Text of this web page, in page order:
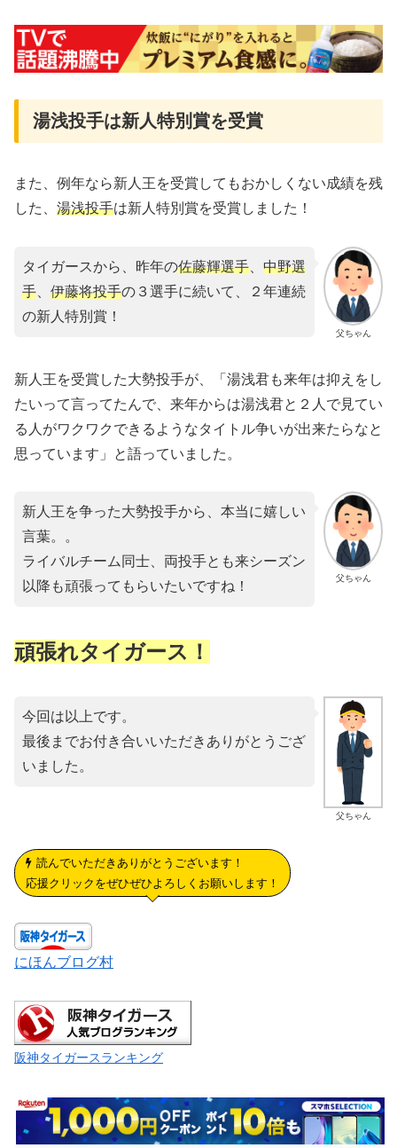
湯浅投手は新人特別賞を受賞
また、例年なら新人王を受賞してもおかしくない成績を残
した、 湯浅投手は新人特別賞を受賞しました！
父ちゃん
タイガースから、昨年の佐藤輝選手
中野選
手
伊藤将投手の３選手に続いて、２年連続
の新人特別賞！
新人王を受賞した大勢投手が、「湯浅君も来年は抑えをし
たいって言ってたんで、来年からは湯浅君と２人で見てい
る人がワクワクできるようなタイトル争いが出来たらなと
思っています」と語っていました。
父ちゃん
新人王を争った大勢投手から、本当に嬉しい
言葉。。
ライバルチーム同士、両投手とも来シーズン
以降も頑張ってもらいたいですね！
頑張れタイガース！
父ちゃん
今回は以上です。
最後までお付き合いいただきありがとうござ
いました。
読んでいただきありがとうございます！
応援クリックをぜひぜひよろしくお願いします！
にほんブログ村
阪神タイガースランキング